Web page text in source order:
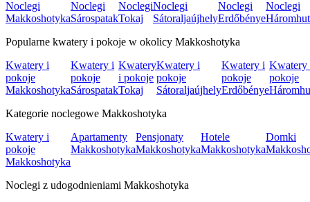
Noclegi
Makkoshotyka
Noclegi
Sárospatak
Noclegi
Tokaj
Noclegi
Sátoraljaújhely
Noclegi
Erdőbénye
Noclegi
Popularne kwatery i pokoje w okolicy Makkoshotyka
Kwatery i
pokoje
Makkoshotyka
Kwatery i
pokoje
Sárospatak
Kwatery
i pokoje
Tokaj
Kwatery i
pokoje
Sátoraljaújhely
Kwatery i
pokoje
Erdőbénye
Kwatery
pokoje
Kategorie noclegowe Makkoshotyka
Kwatery i
pokoje
Makkoshotyka
Apartamenty
Makkoshotyka
Pensjonaty
Makkoshotyka
Hotele
Makkoshotyka
Domki
Noclegi z udogodnieniami Makkoshotyka